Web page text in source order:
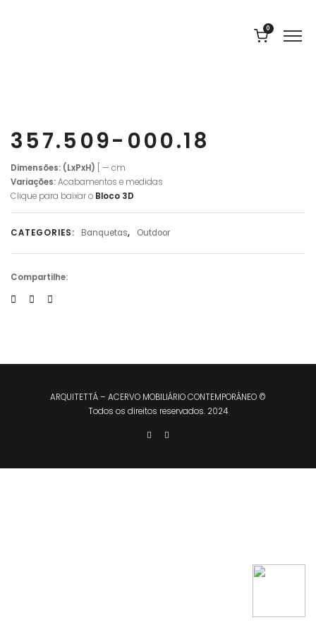
0
357.509-000.18
Dimensões: (LxPxH)
[ — cm
Variações:Acabamentos e medidas
Clique para baixar o Bloco 3D
CATEGORIES: Banquetas, Outdoor
Compartilhe:
ARQUITETTÁ – ACERVO MOBILIÁRIO CONTEMPORÂNEO ©
Todos os direitos reservados. 2024